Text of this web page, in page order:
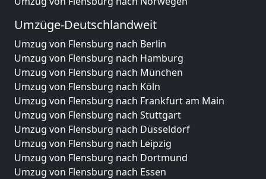
Umzüge-Deutschlandweit
Umzug von Flensburg nach Berlin
Umzug von Flensburg nach Hamburg
Umzug von Flensburg nach München
Umzug von Flensburg nach Köln
Umzug von Flensburg nach Frankfurt am Main
Umzug von Flensburg nach Stuttgart
Umzug von Flensburg nach Düsseldorf
Umzug von Flensburg nach Leipzig
Umzug von Flensburg nach Dortmund
Umzug von Flensburg nach Essen